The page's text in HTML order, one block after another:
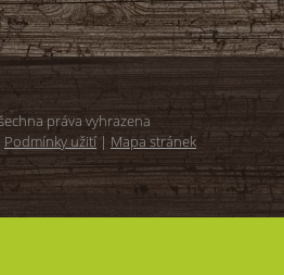
práva vyhrazena
Podmínky užití | Mapa stránek